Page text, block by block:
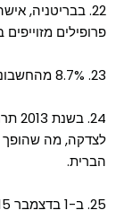
פרופילים
23. 8.7% מהחשבונות בפייסבוק הם מזויפים.
לצדקה, מה שהופך
הברית.